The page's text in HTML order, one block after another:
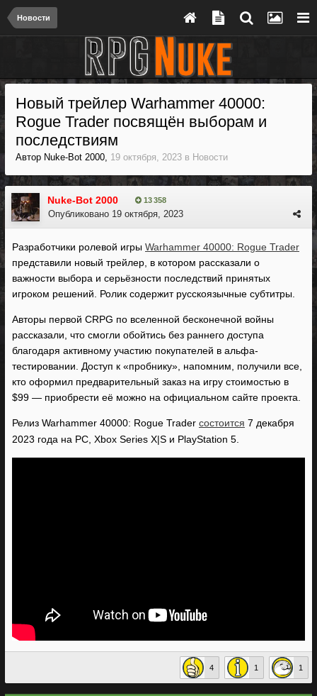
Новости
Новый трейлер Warhammer 40000:
Rogue Trader посвящён выборам и
последствиям
Автор Nuke-Bot 2000, 19 октября, 2023 в Новости
Nuke-Bot 2000 13 358
Опубликовано 19 октября, 2023
Разработчики ролевой игры Warhammer 40000: Rogue Trader
представили новый трейлер, в котором рассказали о
важности выбора и серьёзности последствий принятых
игроком решений. Ролик содержит русскоязычные субтитры.
Авторы первой CRPG по вселенной бесконечной войны
рассказали, что смогли обойтись без раннего доступа
благодаря активному участию покупателей в альфа-
тестировании. Доступ к «пробнику», напомним, получили все,
кто оформил предварительный заказ на игру стоимостью в
$99 — приобрести её можно на официальном сайте проекта.
Релиз Warhammer 40000: Rogue Trader состоится 7 декабря
2023 года на PC, Xbox Series X|S и PlayStation 5.
4 1 1